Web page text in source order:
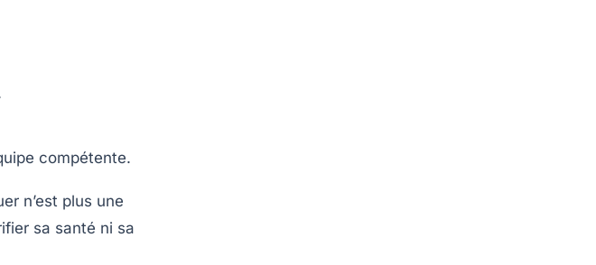
compétente.
n’est plus une
sa santé ni sa